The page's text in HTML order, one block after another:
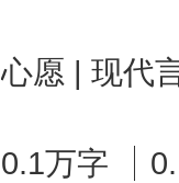
心愿 | 现代
0.1万字